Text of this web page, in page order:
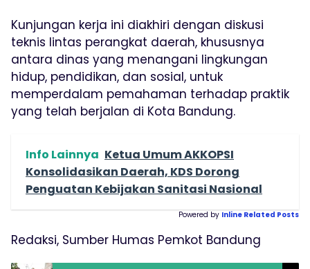
Kunjungan kerja ini diakhiri dengan diskusi
teknis lintas perangkat daerah, khususnya
antara dinas yang menangani lingkungan
hidup, pendidikan, dan sosial, untuk
memperdalam pemahaman terhadap praktik
yang telah berjalan di Kota Bandung.
Info Lainnya Ketua Umum AKKOPSI
Konsolidasikan Daerah, KDS Dorong
Penguatan Kebijakan Sanitasi Nasional
Powered by Inline Related Posts
Redaksi, Sumber Humas Pemkot Bandung